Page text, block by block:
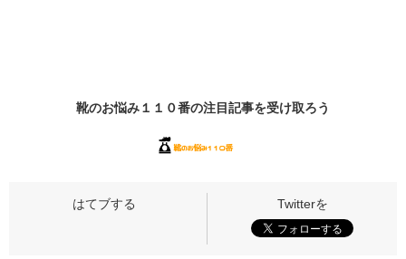
靴のお悩み１１０番の注目記事を受け取ろう